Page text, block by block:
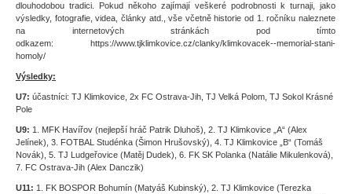
dlouhodobou tradici. Pokud někoho zajímají veškeré podrobnosti k turnaji, jako
výsledky, fotografie, videa, články atd., vše včetně historie od 1. ročníku naleznete
na internetových stránkách pod tímto
odkazem: https://www.tjklimkovice.cz/clanky/klimkovacek--memorial-stani-
homoly/
Výsledky:
U7: účastníci: TJ Klimkovice, 2x FC Ostrava-Jih, TJ Velká Polom, TJ Sokol Krásné
Pole
U9: 1. MFK Havířov (nejlepší hráč Patrik Dluhoš), 2. TJ Klimkovice „A“ (Alex
Jelínek), 3. FOTBAL Studénka (Šimon Hrušovský), 4. TJ Klimkovice „B“ (Tomáš
Novák), 5. TJ Ludgeřovice (Matěj Dudek), 6. FK SK Polanka (Natálie Mikulenková),
7. FC Ostrava-Jih (Alex Danczik)
U11: 1. FK BOSPOR Bohumín (Matyáš Kubinský), 2. TJ Klimkovice (Terezka